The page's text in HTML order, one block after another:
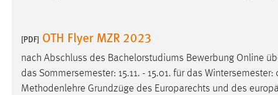
[PDF] OTH Flyer MZR 2023
nach Abschluss des Bachelorstudiums Bewerbung Online
das Sommersemester: 15.11. - 15.01. für das
Methodenlehre Grundzüge des Europarechts und des
STATISTIK
Statistik Cookies erfassen Informationen anonym.
Diese Informationen helfen uns zu verstehen, wie
unsere Besucher unsere Website nutzen.